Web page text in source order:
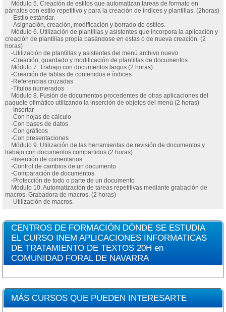
Módulo 5. Creación de estilos que automatizan tareas de formato en
párrafos con estilo repetitivo y para la creación de índices y plantillas. (2horas)
-Estilo estándar.
-Asignación, creación, modificación y borrado de estilos.
Módulo 6. Utilización de plantillas y asistentes que incorpora la aplicación y
creación de plantillas propia basándose en estas o de nueva creación. (2
horas)
-Utilización de plantillas y asistentes del menú archivo nuevo
-Creación, guardado y modificación de plantillas de documentos
Módulo 7. Trabajo con documentos largos (2 horas)
-Creación de tablas de contenidos e índices
-Referencias cruzadas
-Títulos numerados
Módulo 8. Fusión de documentos procedentes de otras aplicaciones del
paquete ofimático utilizando la inserción de objetos del menú (2 horas)
-Insertar
-Con hojas de cálculo
-Con bases de datos
-Con gráficos
-Con presentaciones
Módulo 9. Utilización de las herramientas de revisión de documentos y
trabajo con documentos compartidos (2 horas)
-Inserción de comentarios
-Control de cambios de un documento
-Comparación de documentos
-Protección de todo o parte de un documento
Módulo 10. Automatización de tareas repetitivas mediante grabación de
macros. Grabadora de macros. (2 horas)
-Utilización de macros.
CENTROS DE FORMACIÓN DÓNDE SE ESTUDIA
EL CURSO INEM APLICACIONES INFORMATICAS
DE TRATAMIENTO DE TEXTOS 20H en
COMUNIDAD FORAL DE NAVARRA
MÁS CURSOS QUE PUEDEN INTERESARTE